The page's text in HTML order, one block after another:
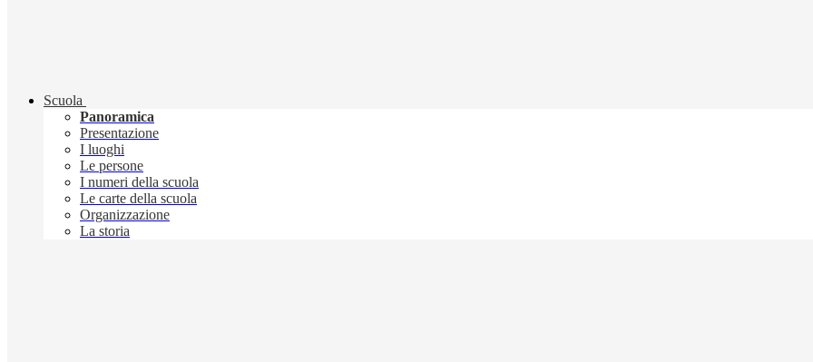
Scuola
Panoramica
Presentazione
I luoghi
Le persone
I numeri della scuola
Le carte della scuola
Organizzazione
La storia